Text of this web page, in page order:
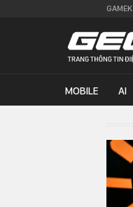
GAMEK
MOBILE AI